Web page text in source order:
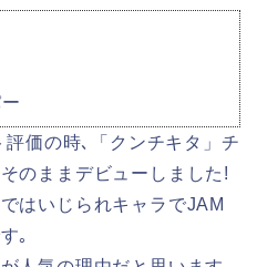
価の時､「クンチキタ」チ
のままデビューしました!
はいじられキャラでJAM
｡